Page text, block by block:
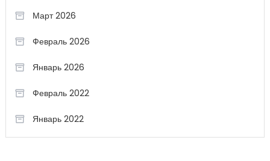
Март 2026
Февраль 2026
Январь 2026
Февраль 2022
Январь 2022